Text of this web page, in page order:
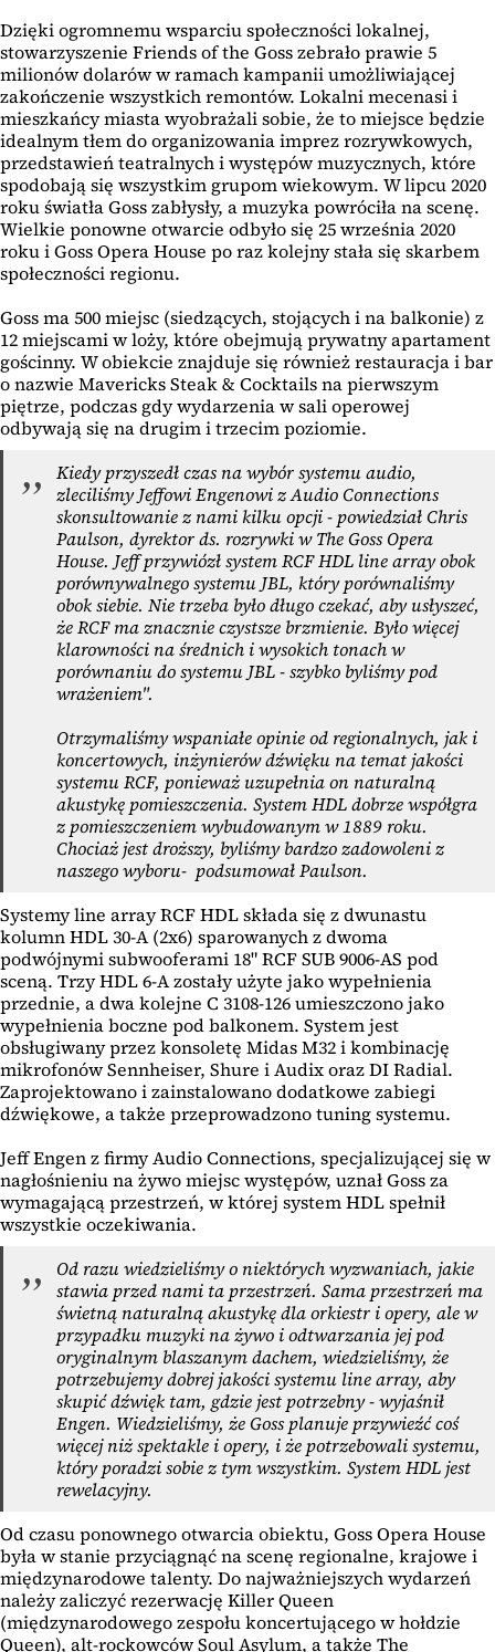
Dzięki ogromnemu wsparciu społeczności lokalnej,
stowarzyszenie Friends of the Goss zebrało prawie 5
milionów dolarów w ramach kampanii umożliwiającej
zakończenie wszystkich remontów. Lokalni mecenasi i
mieszkańcy miasta wyobrażali sobie, że to miejsce będzie
idealnym tłem do organizowania imprez rozrywkowych,
przedstawień teatralnych i występów muzycznych, które
spodobają się wszystkim grupom wiekowym. W lipcu 2020
roku światła Goss zabłysły, a muzyka powróciła na scenę.
Wielkie ponowne otwarcie odbyło się 25 września 2020
roku i Goss Opera House po raz kolejny stała się skarbem
społeczności regionu.
Goss ma 500 miejsc (siedzących, stojących i na balkonie) z
12 miejscami w loży, które obejmują prywatny apartament
gościnny. W obiekcie znajduje się również restauracja i bar
o nazwie Mavericks Steak & Cocktails na pierwszym
piętrze, podczas gdy wydarzenia w sali operowej
odbywają się na drugim i trzecim poziomie.
Kiedy przyszedł czas na wybór systemu audio,
zleciliśmy Jeffowi Engenowi z Audio Connections
skonsultowanie z nami kilku opcji - powiedział Chris
Paulson, dyrektor ds. rozrywki w The Goss Opera
House. Jeff przywiózł system RCF HDL line array obok
porównywalnego systemu JBL, który porównaliśmy
obok siebie. Nie trzeba było długo czekać, aby usłyszeć,
że RCF ma znacznie czystsze brzmienie. Było więcej
klarowności na średnich i wysokich tonach w
porównaniu do systemu JBL - szybko byliśmy pod
wrażeniem".
Otrzymaliśmy wspaniałe opinie od regionalnych, jak i
koncertowych, inżynierów dźwięku na temat jakości
systemu RCF, ponieważ uzupełnia on naturalną
akustykę pomieszczenia. System HDL dobrze współgra
z pomieszczeniem wybudowanym w 1889 roku.
Chociaż jest droższy, byliśmy bardzo zadowoleni z
naszego wyboru- podsumował Paulson.
Systemy line array RCF HDL składa się z dwunastu
kolumn HDL 30-A (2x6) sparowanych z dwoma
podwójnymi subwooferami 18" RCF SUB 9006-AS pod
sceną. Trzy HDL 6-A zostały użyte jako wypełnienia
przednie, a dwa kolejne C 3108-126 umieszczono jako
wypełnienia boczne pod balkonem. System jest
obsługiwany przez konsoletę Midas M32 i kombinację
mikrofonów Sennheiser, Shure i Audix oraz DI Radial.
Zaprojektowano i zainstalowano dodatkowe zabiegi
dźwiękowe, a także przeprowadzono tuning systemu.
Jeff Engen z firmy Audio Connections, specjalizującej się w
nagłośnieniu na żywo miejsc występów, uznał Goss za
wymagającą przestrzeń, w której system HDL spełnił
wszystkie oczekiwania.
Od razu wiedzieliśmy o niektórych wyzwaniach, jakie
stawia przed nami ta przestrzeń. Sama przestrzeń ma
świetną naturalną akustykę dla orkiestr i opery, ale w
przypadku muzyki na żywo i odtwarzania jej pod
oryginalnym blaszanym dachem, wiedzieliśmy, że
potrzebujemy dobrej jakości systemu line array, aby
skupić dźwięk tam, gdzie jest potrzebny - wyjaśnił
Engen. Wiedzieliśmy, że Goss planuje przywieźć coś
więcej niż spektakle i opery, i że potrzebowali systemu,
który poradzi sobie z tym wszystkim. System HDL jest
rewelacyjny.
Od czasu ponownego otwarcia obiektu, Goss Opera House
była w stanie przyciągnąć na scenę regionalne, krajowe i
międzynarodowe talenty. Do najważniejszych wydarzeń
należy zaliczyć rezerwację Killer Queen
(międzynarodowego zespołu koncertującego w hołdzie
Queen), alt-rockowców Soul Asylum, a także The